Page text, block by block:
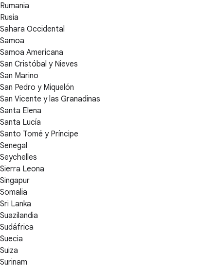
Rumania
Rusia
Sahara Occidental
Samoa
Samoa Americana
San Cristóbal y Nieves
San Marino
San Pedro y Miquelón
San Vicente y las Granadinas
Santa Elena
Santa Lucía
Santo Tomé y Príncipe
Senegal
Seychelles
Sierra Leona
Singapur
Somalia
Sri Lanka
Suazilandia
Sudáfrica
Suecia
Suiza
Surinam